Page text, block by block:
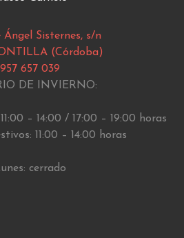
Ángel Sisternes, s/n
(Córdoba)
957 657 039
DE INVIERNO:
– 14:00 / 17:00 – 19:00 horas
11:00 – 14:00 horas
cerrado